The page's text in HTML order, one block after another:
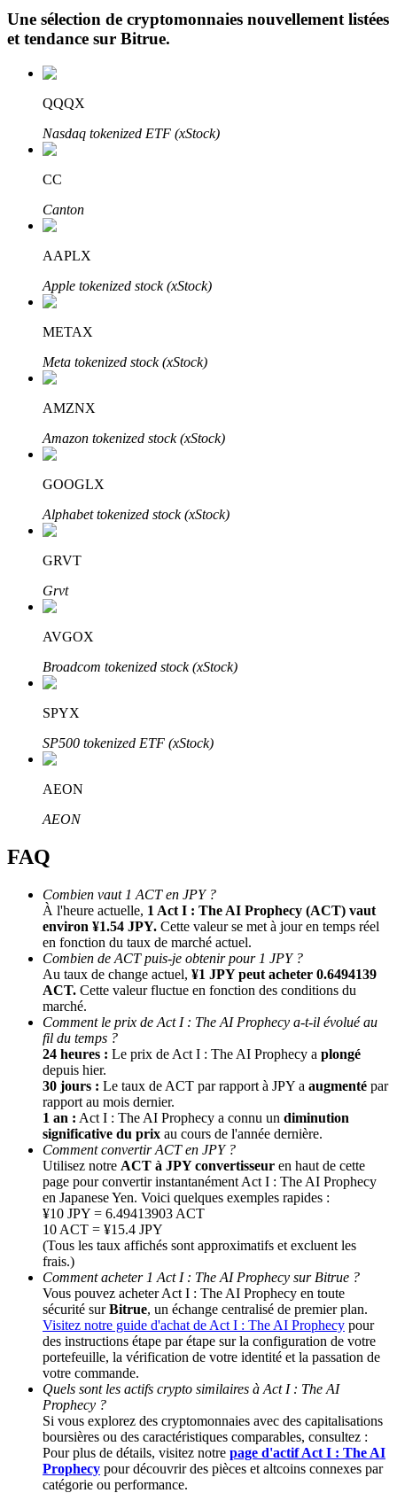
Investissement automobile
Obtenez des bénéfices à long terme et des intérêts flexibles
Apprenez le Staking
Découvrez comment gagner un revenu passif
Bitrue
AI
Partenaires Bitrue
Affiliés Bitrue
Parrainage
Invitez un ami pour recevoir des récompenses en espèces
BTC Welcome Rewards
BTC Welcome Rewards
Deposit & Trade BTC to Share 25000 USDT prize pool!
Deposit CASHCAT & Win
Share 500000 CASHCAT prize pool
Exclusive for BitMart Users
Register & Trade to Win 500,000 USDT
Une sélection de cryptomonnaies nouvellement listées
et tendance sur Bitrue.
QQQX
Nasdaq tokenized ETF (xStock)
CC
Canton
AAPLX
Apple tokenized stock (xStock)
METAX
Meta tokenized stock (xStock)
AMZNX
Amazon tokenized stock (xStock)
GOOGLX
Alphabet tokenized stock (xStock)
GRVT
Grvt
AVGOX
Broadcom tokenized stock (xStock)
SPYX
SP500 tokenized ETF (xStock)
AEON
AEON
FAQ
Combien vaut 1 ACT en JPY ?
À l'heure actuelle, 1 Act I : The AI Prophecy (ACT) vaut
environ ¥1.54 JPY. Cette valeur se met à jour en temps réel
en fonction du taux de marché actuel.
Combien de ACT puis-je obtenir pour 1 JPY ?
Au taux de change actuel, ¥1 JPY peut acheter 0.6494139
ACT. Cette valeur fluctue en fonction des conditions du
marché.
Comment le prix de Act I : The AI Prophecy a-t-il évolué au
fil du temps ?
24 heures : Le prix de Act I : The AI Prophecy a plongé
depuis hier.
30 jours : Le taux de ACT par rapport à JPY a augmenté par
rapport au mois dernier.
1 an : Act I : The AI Prophecy a connu un diminution
significative du prix au cours de l'année dernière.
Comment convertir ACT en JPY ?
Utilisez notre ACT à JPY convertisseur en haut de cette
page pour convertir instantanément Act I : The AI Prophecy
en Japanese Yen. Voici quelques exemples rapides :
¥10 JPY = 6.49413903 ACT
10 ACT = ¥15.4 JPY
(Tous les taux affichés sont approximatifs et excluent les
frais.)
Comment acheter 1 Act I : The AI Prophecy sur Bitrue ?
Vous pouvez acheter Act I : The AI Prophecy en toute
sécurité surBitrue, un échange centralisé de premier plan.
Visitez notre guide d'achat de Act I : The AI Prophecy pour
des instructions étape par étape sur la configuration de votre
portefeuille, la vérification de votre identité et la passation de
votre commande.
Quels sont les actifs crypto similaires à Act I : The AI
Prophecy ?
Si vous explorez des cryptomonnaies avec des capitalisations
boursières ou des caractéristiques comparables, consultez :
Pour plus de détails, visitez notre page d'actif Act I : The AI
Prophecy pour découvrir des pièces et altcoins connexes par
catégorie ou performance.